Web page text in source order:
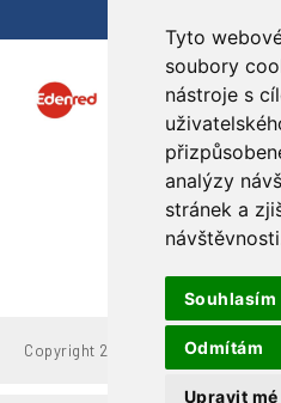
Tyto
soubory
nástroje s
analýzy
stránek a
Souhlasím
Odmítám
Upravit
Copyright 2021 Valaška, s.r.o.